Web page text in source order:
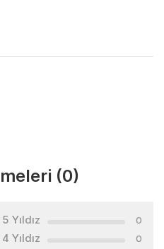
(0)
5 Yıldız 0
4 Yıldız 0